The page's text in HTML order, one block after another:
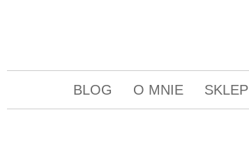
BLOG O MNIE SKLEP